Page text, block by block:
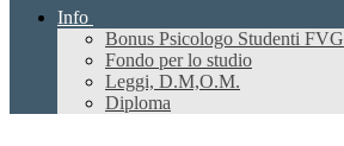
Info
Bonus Psicologo Studenti FVG
Fondo per lo studio
Leggi, D.M,O.M.
Diploma